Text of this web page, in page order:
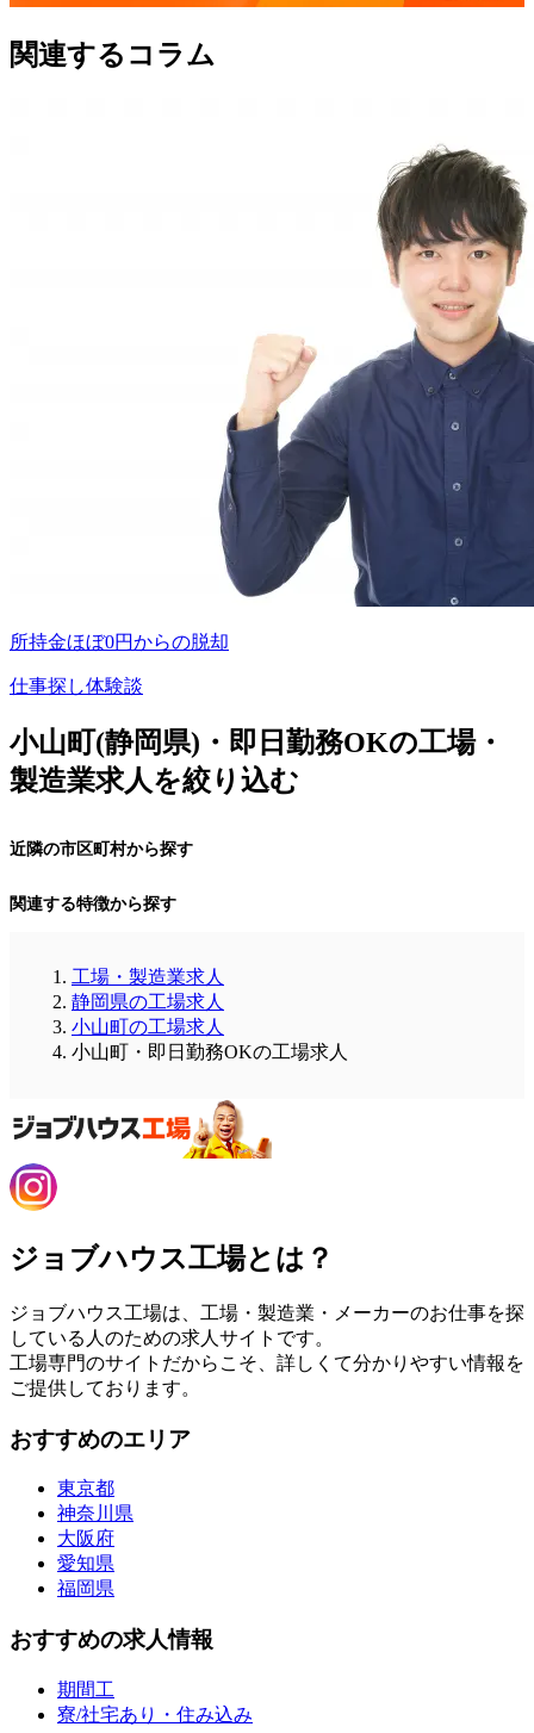
関連するコラム
所持金ほぼ0円からの脱却
仕事探し体験談
小山町(静岡県)・即日勤務OKの工場・
製造業求人を絞り込む
近隣の市区町村から探す
関連する特徴から探す
工場・製造業求人
静岡県の工場求人
小山町の工場求人
小山町・即日勤務OKの工場求人
ジョブハウス工場とは？
ジョブハウス工場は、工場・製造業・メーカーのお仕事を探
している人のための求人サイトです。
工場専門のサイトだからこそ、詳しくて分かりやすい情報を
ご提供しております。
おすすめのエリア
東京都
神奈川県
大阪府
愛知県
福岡県
おすすめの求人情報
期間工
寮/社宅あり・住み込み